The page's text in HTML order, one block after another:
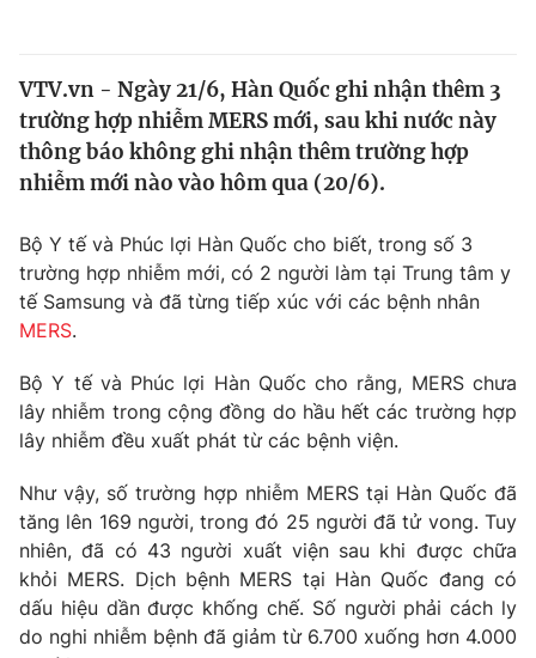
Thế giới
Tin tức
Thế giới đó đây
Câu chuyện quốc tế
Tài chính
Thị trường
Dữ liệu và đời sống
Phim VTV
Hậu trường
Nhân vật
Khán giả
Giải sao mai
Giải trí
Âm nhạc
Sao
Đời sống
Du lịch
Làm đẹp
Chất lượng cuộc sống
Giáo dục
Tuyển sinh
Công nghệ
VTV.vn - Ngày 21/6, Hàn Quốc ghi nhận thêm 3
trường hợp nhiễm MERS mới, sau khi nước này
thông báo không ghi nhận thêm trường hợp
nhiễm mới nào vào hôm qua (20/6).
Bộ Y tế và Phúc lợi Hàn Quốc cho biết, trong số 3
trường hợp nhiễm mới, có 2 người làm tại Trung tâm y
tế Samsung và đã từng tiếp xúc với các bệnh nhân
MERS.
Bộ Y tế và Phúc lợi Hàn Quốc cho rằng, MERS chưa
lây nhiễm trong cộng đồng do hầu hết các trường hợp
lây nhiễm đều xuất phát từ các bệnh viện.
Như vậy, số trường hợp nhiễm MERS tại Hàn Quốc đã
tăng lên 169 người, trong đó 25 người đã tử vong. Tuy
nhiên, đã có 43 người xuất viện sau khi được chữa
khỏi MERS. Dịch bệnh MERS tại Hàn Quốc đang có
dấu hiệu dần được khống chế. Số người phải cách ly
do nghi nhiễm bệnh đã giảm từ 6.700 xuống hơn 4.000